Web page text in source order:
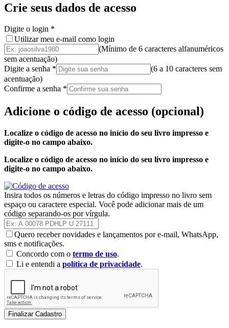
Crie seus dados de acesso
Digite o login *
Utilizar meu e-mail como login
(Mínimo de 6 caracteres alfanuméricos
sem acentuação)
Digite a senha * (6 a 10 caracteres sem
acentuação)
Confirme a senha *
Adicione o código de acesso (opcional)
Localize o código de acesso no início do seu livro impresso e
digite-o no campo abaixo.
Localize o código de acesso no início do seu livro impresso e
digite-o no campo abaixo.
Insira todos os números e letras do código impresso no livro sem
espaço ou caractere especial. Você pode adicionar mais de um
código separando-os por vírgula.
Quero receber novidades e lançamentos por e-mail, WhatsApp,
sms e notificações.
Concordo com o termo de uso.
Li e entendi a política de privacidade.